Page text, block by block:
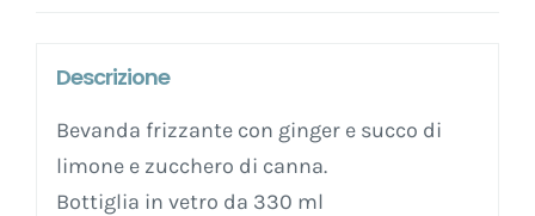
Descrizione
Bevanda frizzante con ginger e succo di
limone e zucchero di canna.
Bottiglia in vetro da 330 ml